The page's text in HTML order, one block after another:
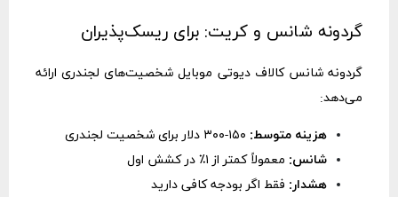
گردونه شانس و کریت: برای ریسک‌پذیران
گردونه شانس کالاف دیوتی موبایل شخصیت‌های لجندری ارائه
می‌دهد:
هزینه متوسط:
شانس: معمولاً کمتر از ۱٪ در کشش اول
هشدار: فقط اگر بودجه کافی دارید